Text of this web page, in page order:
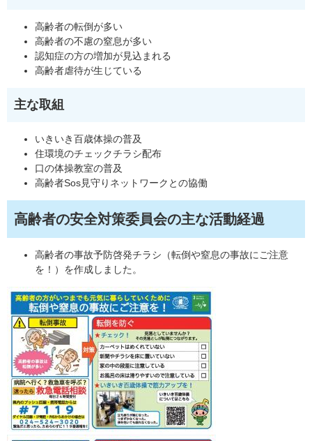
高齢者の転倒が多い
高齢者の不慮の窒息が多い
認知症の方の増加が見込まれる
高齢者虐待が生じている
主な取組
いきいき百歳体操の普及
住環境のチェックチラシ配布
口の体操教室の普及
高齢者Sos見守りネットワークとの協働
高齢者の安全対策委員会の主な活動経過
高齢者の事故予防啓発チラシ（転倒や窒息の事故にご注意
を！）を作成しました。